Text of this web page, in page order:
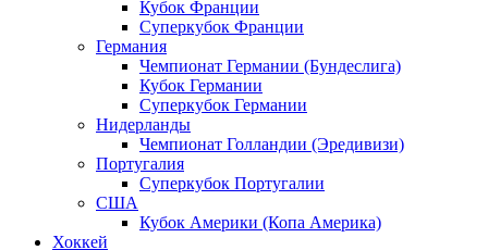
Кубок Франции
Суперкубок Франции
Германия
Чемпионат Германии (Бундеслига)
Кубок Германии
Суперкубок Германии
Нидерланды
Чемпионат Голландии (Эредивизи)
Португалия
Суперкубок Португалии
США
Кубок Америки (Копа Америка)
Хоккей